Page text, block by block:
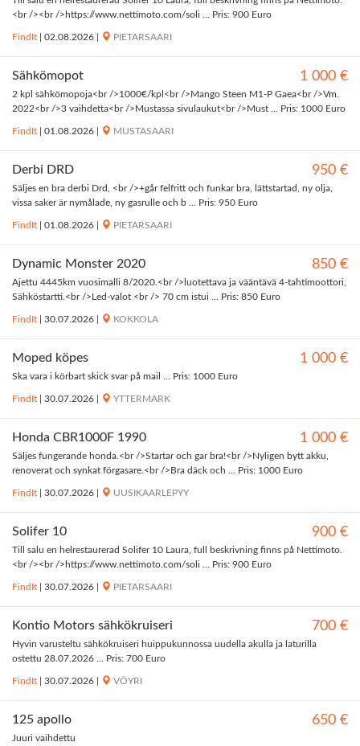
<br /><br />https://www.nettimoto.com/soli ... Pris: 900 Euro
FindIt 02.08.2026 PIETARSAARI
Sähkömopot 1 000 €
2 kpl sähkömopoja<br />1000€/kpl<br />Mango Steen M1-P Gaea<br />Vm.
2022<br />3 vaihdetta<br />Mustassa sivulaukut<br />Must ... Pris: 1000 Euro
FindIt 01.08.2026 MUSTASAARI
Derbi DRD 950 €
Säljes en bra derbi Drd, <br />+går felfritt och funkar bra, lättstartad, ny olja,
vissa saker är nymålade, ny gasrulle och b ... Pris: 950 Euro
FindIt 01.08.2026 PIETARSAARI
Dynamic Monster 2020 850 €
Ajettu 4445km vuosimalli 8/2020.<br />luotettava ja vääntävä 4-tahtimoottori,
Sähköstartti.<br />Led-valot <br /> 70 cm istui ... Pris: 850 Euro
FindIt 30.07.2026 KOKKOLA
Moped köpes 1 000 €
Ska vara i körbart skick svar på mail ... Pris: 1000 Euro
FindIt 30.07.2026 YTTERMARK
Honda CBR1000F 1990 1 000 €
Säljes fungerande honda.<br />Startar och gar bra!<br />Nyligen bytt akku,
renoverat och synkat förgasare.<br />Bra däck och ... Pris: 1000 Euro
FindIt 30.07.2026 UUSIKAARLEPYY
Solifer 10 900 €
Till salu en helrestaurerad Solifer 10 Laura, full beskrivning finns på Nettimoto.
<br /><br />https://www.nettimoto.com/soli ... Pris: 900 Euro
FindIt 30.07.2026 PIETARSAARI
Kontio Motors sähkökruiseri 700 €
Hyvin varusteltu sähkökruiseri huippukunnossa uudella akulla ja laturilla
ostettu 28.07.2026 ... Pris: 700 Euro
FindIt 30.07.2026 VÖYRI
125 apollo 650 €
Juuri vaihdettu